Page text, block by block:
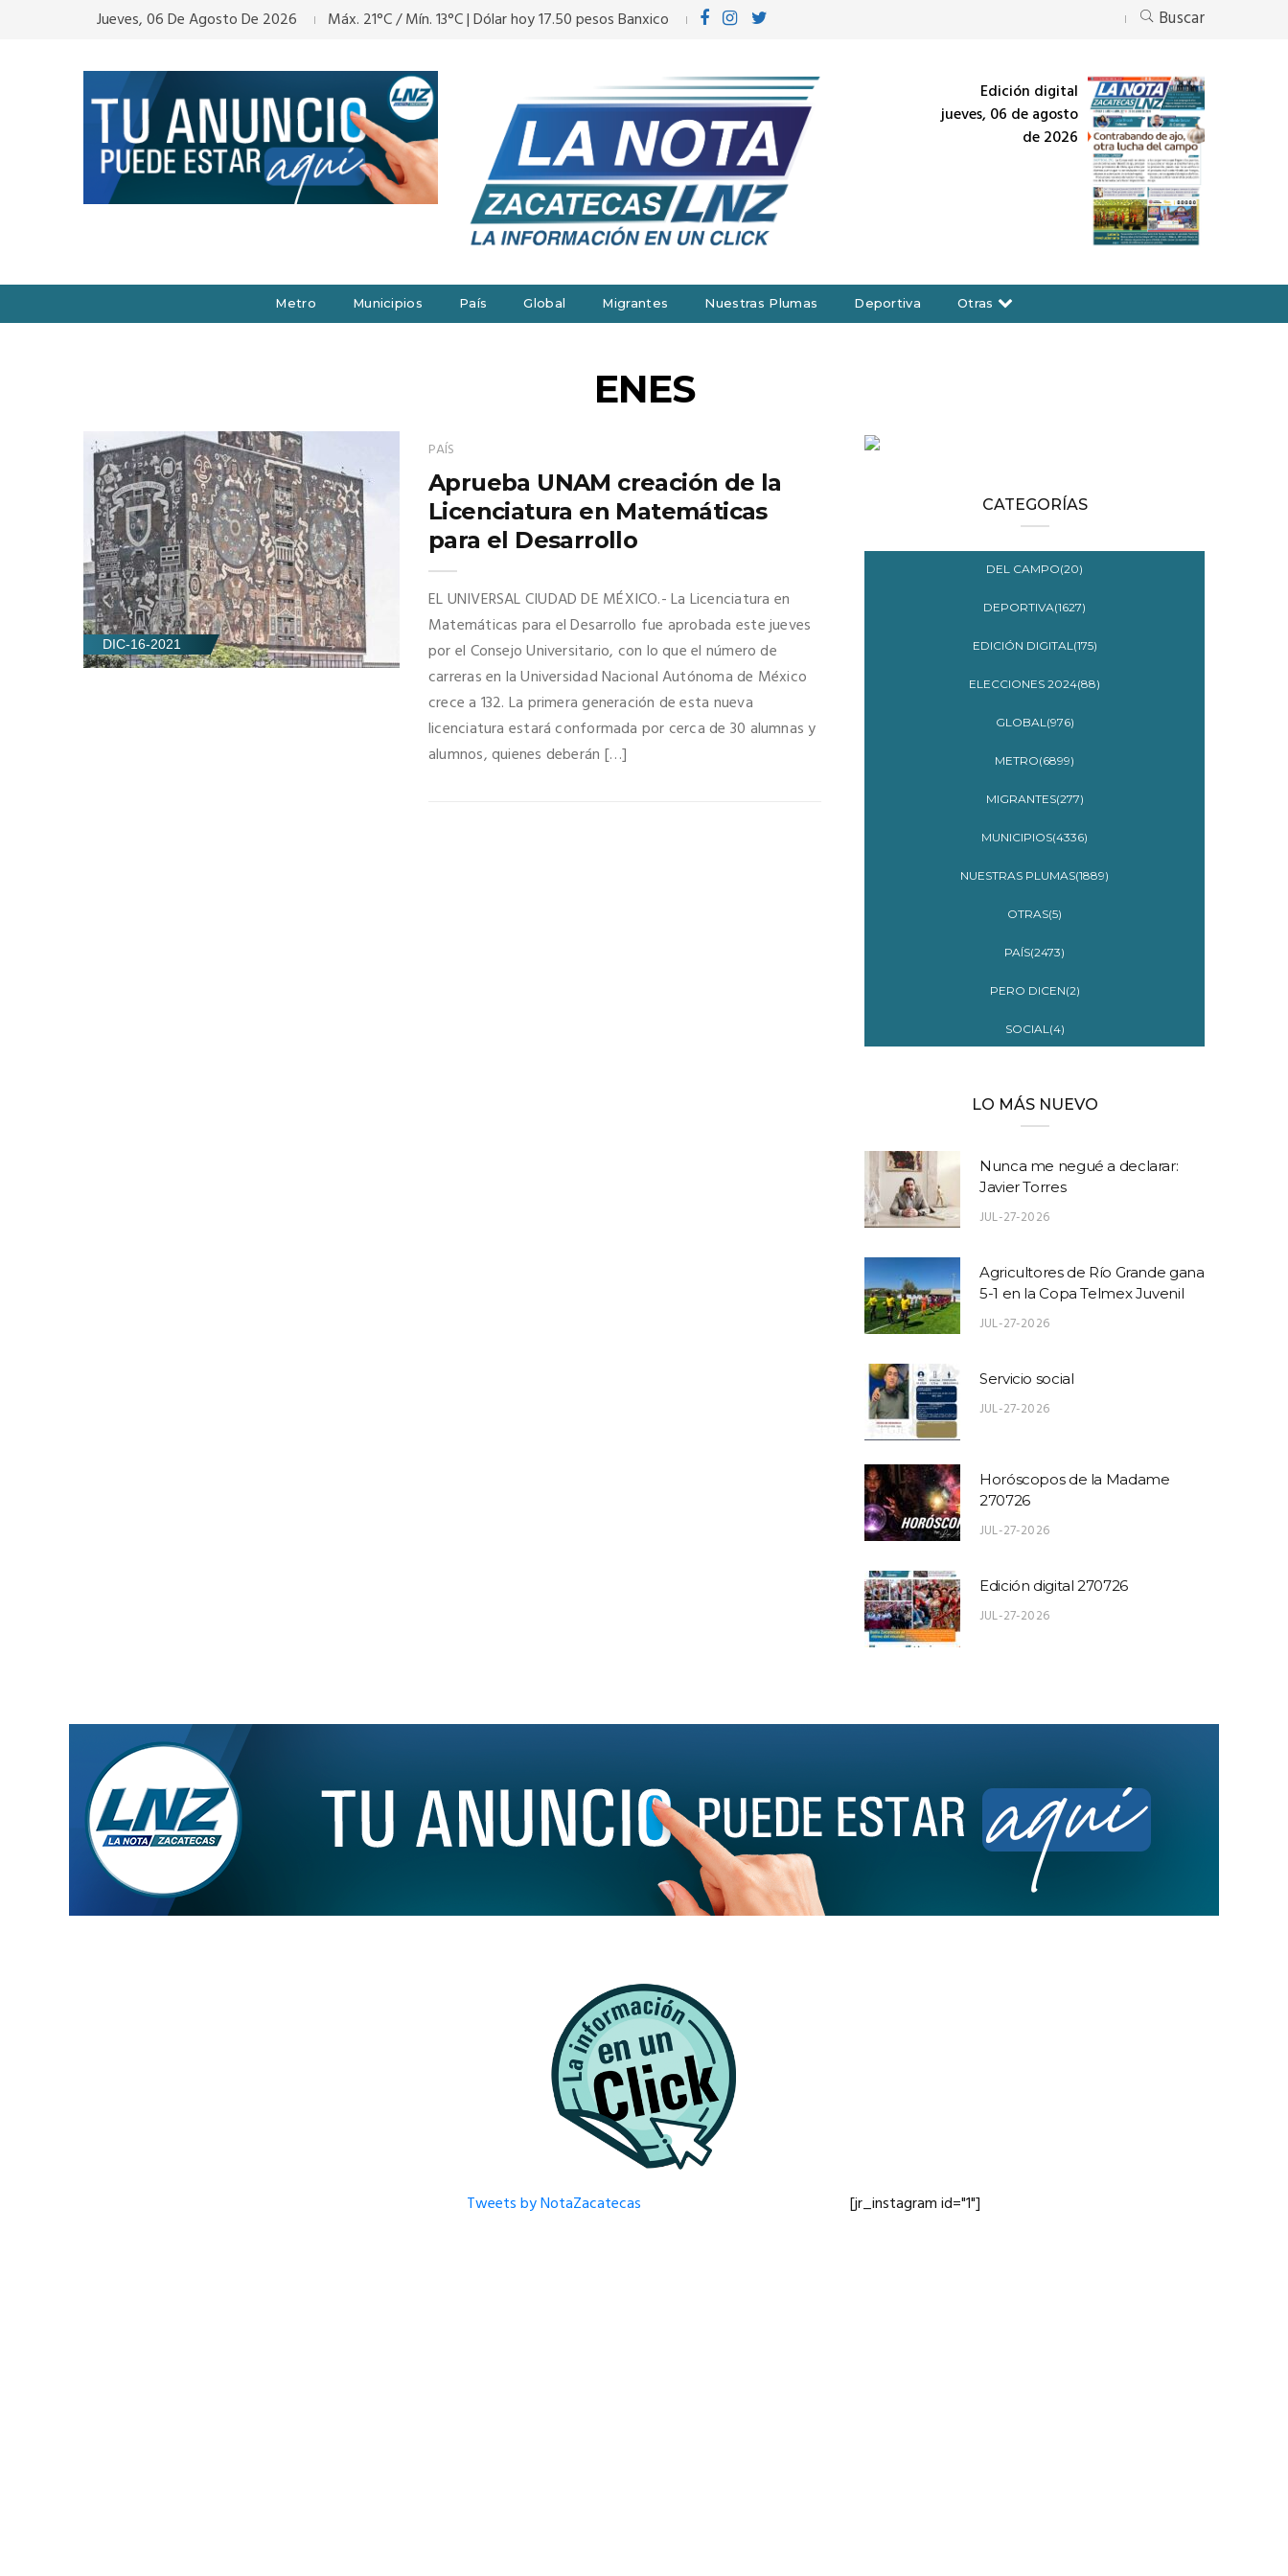
Jueves, 06 De Agosto De 2026 Máx. 21°C / Mín. 13°C | Dólar hoy 17.50 pesos Banxico Buscar
Edición digital
jueves, 06 de agosto
de 2026
Metro Municipios País Global Migrantes Nuestras Plumas Deportiva Otras
ENES
DIC-16-2021
PAÍS
Aprueba UNAM creación de la
Licenciatura en Matemáticas
para el Desarrollo
EL UNIVERSAL CIUDAD DE MÉXICO.- La Licenciatura en
Matemáticas para el Desarrollo fue aprobada este jueves
por el Consejo Universitario, con lo que el número de
carreras en la Universidad Nacional Autónoma de México
crece a 132. La primera generación de esta nueva
licenciatura estará conformada por cerca de 30 alumnas y
alumnos, quienes deberán […]
CATEGORÍAS
DEL CAMPO(20)
DEPORTIVA(1627)
EDICIÓN DIGITAL(175)
ELECCIONES 2024(88)
GLOBAL(976)
METRO(6899)
MIGRANTES(277)
MUNICIPIOS(4336)
NUESTRAS PLUMAS(1889)
OTRAS(5)
PAÍS(2473)
PERO DICEN(2)
SOCIAL(4)
LO MÁS NUEVO
Nunca me negué a declarar:
Javier Torres
JUL-27-2026
Agricultores de Río Grande gana
5-1 en la Copa Telmex Juvenil
JUL-27-2026
Servicio social
JUL-27-2026
Horóscopos de la Madame
270726
JUL-27-2026
Edición digital 270726
JUL-27-2026
Tweets by NotaZacatecas [jr_instagram id="1"]